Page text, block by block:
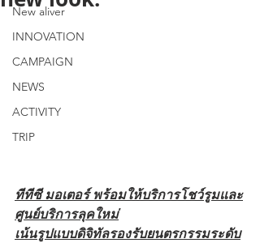
New aliver
INNOVATION
CAMPAIGN
NEWS
ACTIVITY
TRIP
ทีทีซี มอเตอร์ พร้อมให้บริการโชว์รูมและ
ศูนย์บริการลุคใหม่
เน้นรูปแบบดิจิทัลรองรับยนตรกรรมระดับ